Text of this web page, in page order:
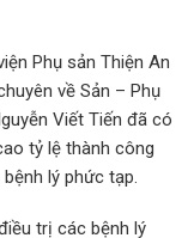
Phụ sản Thiện An
về Sản – Phụ
Viết Tiến đã có
tỷ lệ thành công
lý phức tạp.
trị các bệnh lý